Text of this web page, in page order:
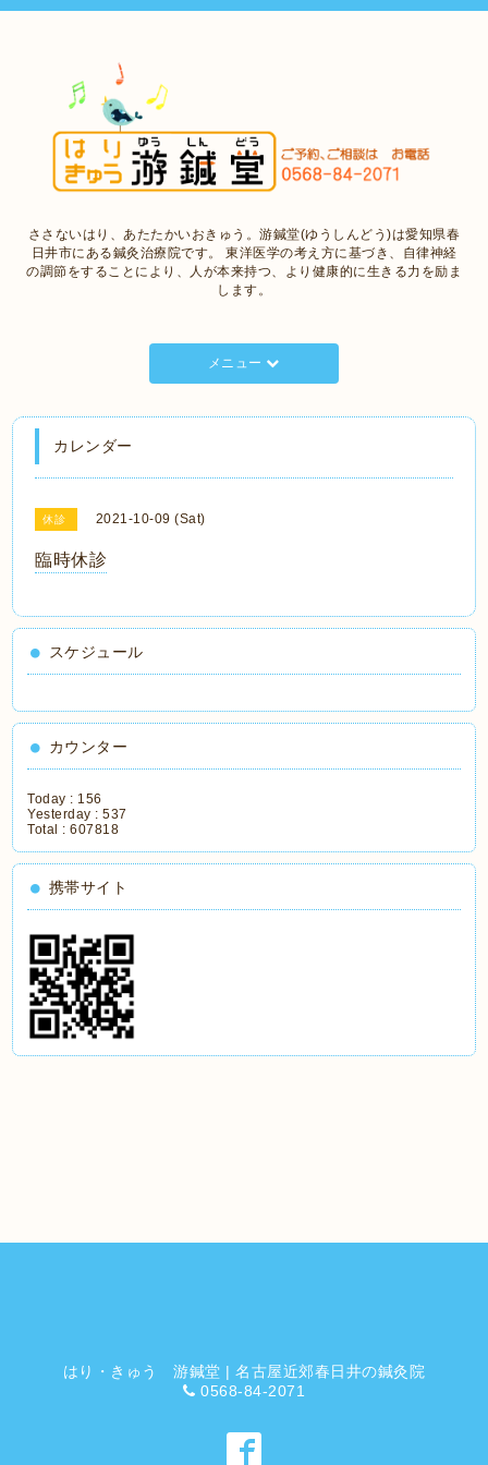
ささないはり、あたたかいおきゅう。游鍼堂(ゆうしんどう)は愛知県春
日井市にある鍼灸治療院です。 東洋医学の考え方に基づき、自律神経
の調節をすることにより、人が本来持つ、より健康的に生きる力を励ま
します。
メニュー
カレンダー
休診 2021-10-09 (Sat)
臨時休診
スケジュール
カウンター
Today : 156
Yesterday :537
Total :607818
携帯サイト
はり・きゅう 游鍼堂 | 名古屋近郊春日井の鍼灸院
0568-84-2071